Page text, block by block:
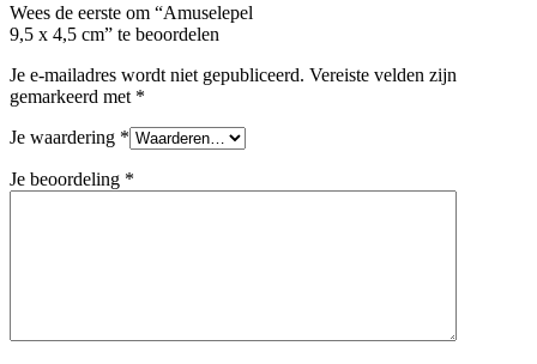
Wees de eerste om “Amuselepel
9,5 x 4,5 cm” te beoordelen
Je e-mailadres wordt niet gepubliceerd. Vereiste velden zijn
gemarkeerd met *
Je waardering *
Je beoordeling *